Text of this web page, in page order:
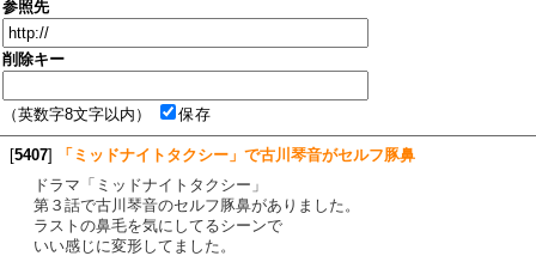
参照先
削除キー
（英数字8文字以内） 保存
[5407]
「ミッドナイトタクシー」で古川琴音がセルフ豚鼻
ドラマ「ミッドナイトタクシー」
第３話で古川琴音のセルフ豚鼻がありました。
ラストの鼻毛を気にしてるシーンで
いい感じに変形してました。